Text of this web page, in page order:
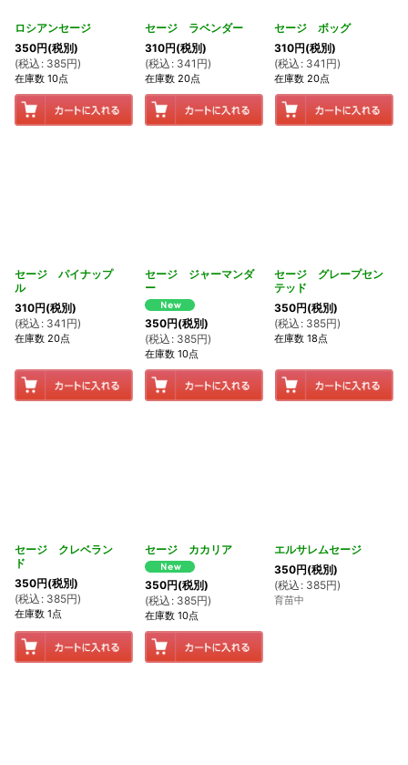
ロシアンセージ
350円(税別)
(税込 : 385円)
在庫数 10点
セージ ラベンダー
310円(税別)
(税込 : 341 円)
在庫数 20点
セージ ボッグ
310円(税別)
(税込 : 341 円)
在庫数 20点
セージ パイナップ
ル
310円(税別)
(税込 : 341 円)
在庫数 20点
セージ ジャーマンダ
ー
350円(税別)
(税込 : 385円)
在庫数 10点
セージ グレープセン
テッド
350円(税別)
(税込 : 385円)
在庫数 18点
セージ クレベラン
ド
350円(税別)
(税込 : 385円)
在庫数 1点
セージ カカリア
350円(税別)
(税込 : 385円)
在庫数 10点
エルサレムセージ
350円(税別)
(税込 : 385円)
育苗中